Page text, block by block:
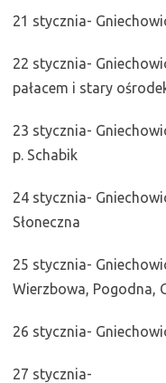
21 stycznia-
22 stycznia-
pałacem i stary
23 stycznia-
p. Schabik
24 stycznia-
Słoneczna
25 stycznia-
Wierzbowa, Pogodna,
26 stycznia-
27 stycznia-